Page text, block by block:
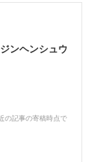
ンヘンシュウ
の記事の寄稿時点で